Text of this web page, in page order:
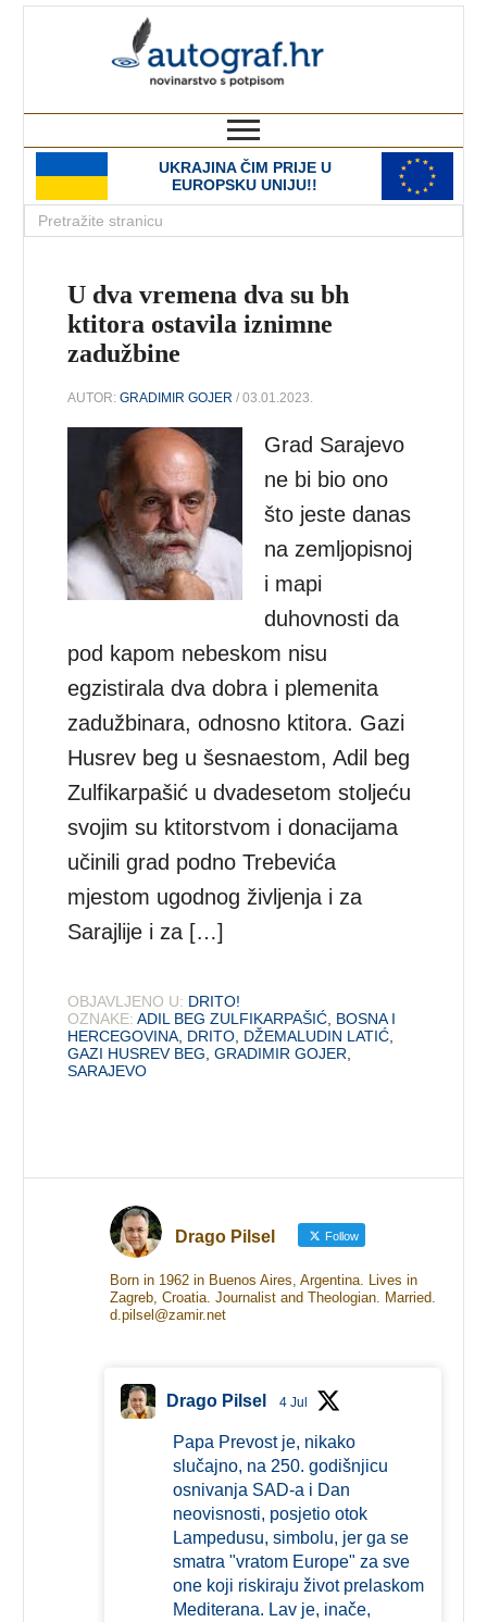
UKRAJINA ČIM PRIJE U
EUROPSKU UNIJU!!
U dva vremena dva su bh
ktitora ostavila iznimne
zadužbine
AUTOR:GRADIMIR GOJER / 03.01.2023.
Grad Sarajevo
ne bi bio ono
što jeste danas
na zemljopisnoj
i mapi
duhovnosti da
pod kapom nebeskom nisu
egzistirala dva dobra i plemenita
zadužbinara, odnosno ktitora. Gazi
Husrev beg u šesnaestom, Adil beg
Zulfikarpašić u dvadesetom stoljeću
svojim su ktitorstvom i donacijama
učinili grad podno Trebevića
mjestom ugodnog življenja i za
Sarajlije i za […]
OBJAVLJENO U: DRITO!
OZNAKE: ADIL BEG ZULFIKARPAŠIĆ BOSNA I
HERCEGOVINA DRITO DŽEMALUDIN LATIĆ
GAZI HUSREV BEG ,GRADIMIR GOJER
SARAJEVO
Drago Pilsel Follow
Born in 1962 in Buenos Aires, Argentina. Lives in
Zagreb, Croatia. Journalist and Theologian. Married.
d.pilsel@zamir.net
Drago Pilsel 4 Jul
Papa Prevost je, nikako
slučajno, na 250. godišnjicu
osnivanja SAD-a i Dan
neovisnosti, posjetio otok
Lampedusu, simbolu, jer ga se
smatra "vratom Europe" za sve
one koji riskiraju život prelaskom
Mediterana. Lav je, inače,